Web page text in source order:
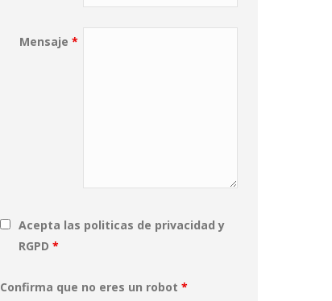
Mensaje*
Acepta las politicas de privacidad y
RGPD *
Confirma que no eres un robot *